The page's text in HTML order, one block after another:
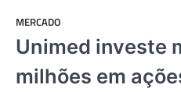
MERCADO
Unimed investe
milhões em